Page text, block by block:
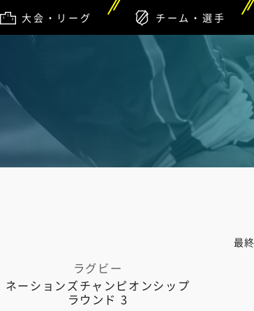
大会・リーグ チーム・選手
最
ラグビー
ネーションズチャンピオンシップ
ラウンド 3